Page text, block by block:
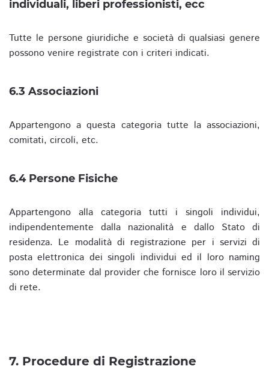
individuali, liberi professionisti, ecc
Tutte le persone giuridiche e società di qualsiasi genere
possono venire registrate con i criteri indicati.
6.3 Associazioni
Appartengono a questa categoria tutte la associazioni,
comitati, circoli, etc.
6.4 Persone Fisiche
Appartengono alla categoria tutti i singoli individui,
indipendentemente dalla nazionalità e dallo Stato di
residenza. Le modalità di registrazione per i servizi di
posta elettronica dei singoli individui ed il loro naming
sono determinate dal provider che fornisce loro il servizio
di rete.
7. Procedure di Registrazione